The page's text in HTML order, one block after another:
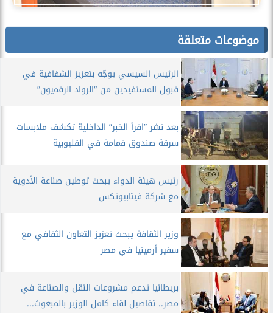
موضوعات متعلقة
الرئيس السيسي يوجّه بتعزيز الشفافية في
قبول المستفيدين من “الرواد الرقميون”
بعد نشر ”اقرأ الخبر” الداخلية تكشف ملابسات
سرقة صندوق قمامة في القليوبية
رئيس هيئة الدواء يبحث توطين صناعة الأدوية
مع شركة فيتابيوتكس
وزير الثقافة يبحث تعزيز التعاون الثقافي مع
سفير أرمينيا في مصر
بريطانيا تدعم مشروعات النقل والصناعة في
مصر.. تفاصيل لقاء كامل الوزير بالمبعوث...